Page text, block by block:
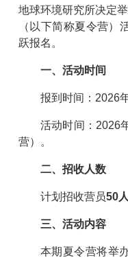
地球环境研究所决定
（以下简称夏令营）
跃报名。
一、活动时间
报到时间：2026
活动时间：2026
营）。
二、招收人数
计划招收营员50人
三、活动内容
本期夏令营将举